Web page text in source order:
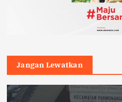
Jangan Lewatkan